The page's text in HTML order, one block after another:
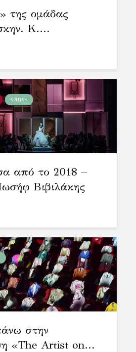
της ομάδας
Κ....
ΚΡΙΤΙΚΗ
από το 2018 –
Βιβιλάκης
στην
«The Artist on...